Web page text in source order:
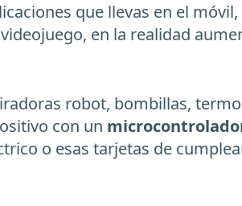
que llevas en el móvil,
en la realidad
robot, bombillas,
con un
o esas tarjetas de